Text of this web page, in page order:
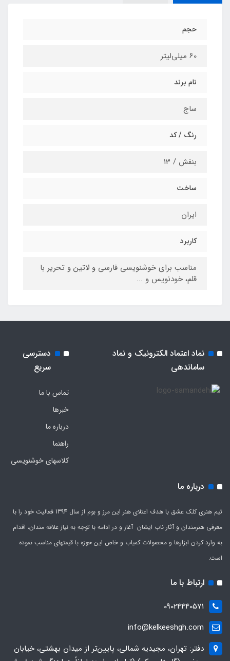
حجم
60 میلی‌لیتر
نام برند
ساج
رنگ / کد
بنفش / 13
ساخت
ایران
کاربرد
مناسب برای خوشنویسی فارسی و لاتین و تحریر با
قلم، خودنویس و ...
نماد اعتماد الکترونیک و نماد
ساماندهی
دسترسی
سریع
تماس با ما
خبرها
درباره ما
راهنما
کلاسهای خوشنویسی
درباره ما
تیم هنری کلک عشق با هدف اعتلای هنر این مرز و بوم از سال 1394 فعالیت خود را با
معرفی هنرمندان و آثار ناب ایشان آغاز و در ادامه با توجه به نیاز علاقه مندان، اقدام
به وارد کردن ابزارها و محصولات کمیاب و خاص این حوزه با قیمتهای مناسب نموده
است.
ارتباط با ما
09024440571
info@kelkeeshgh.com
دفتر: تهران، مجیدیه شمالی، پایین‌تر از میدان بهشتی، خیابان